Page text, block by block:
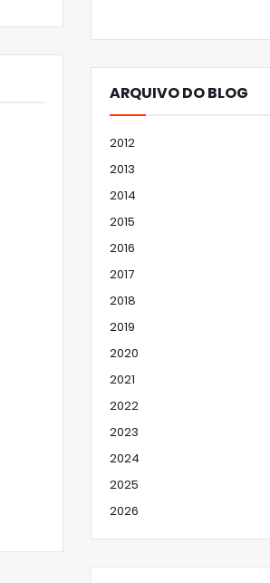
ARQUIVO DO BLOG
2012
2013
2014
2015
2016
2017
2018
2019
2020
2021
2022
2023
2024
2025
2026